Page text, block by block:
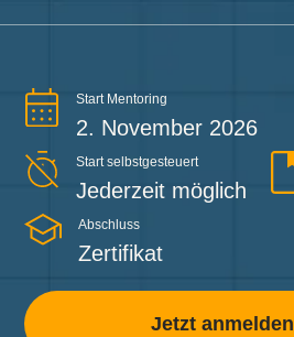
Start Mentoring
2. November 2026
Start selbstgesteuert
Jederzeit möglich
Abschluss
Zertifikat
Jetzt anmelden